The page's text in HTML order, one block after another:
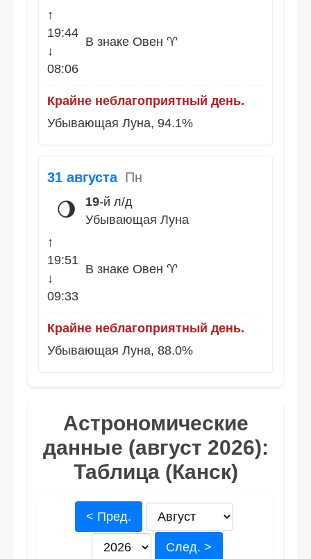
↑
19:44
↓
08:06
В знаке Овен ♈
Крайне неблагоприятный день.
Убывающая Луна, 94.1%
31 августа Пн
🌖 19-й л/д
Убывающая Луна
↑
19:51
↓
09:33
В знаке Овен ♈
Крайне неблагоприятный день.
Убывающая Луна, 88.0%
Астрономические
данные (август 2026):
Таблица (Канск)
< Пред.
След. >